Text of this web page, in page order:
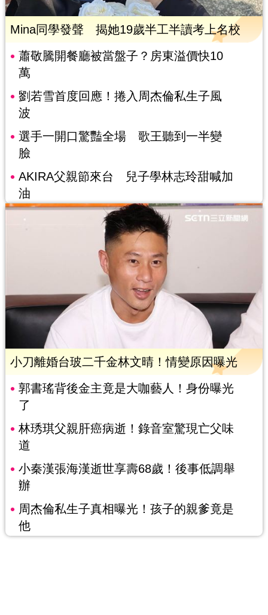
Mina同學發聲 揭她19歲半工半讀考上名校
蕭敬騰開餐廳被當盤子？房東溢價快10
萬
劉若雪首度回應！捲入周杰倫私生子風
波
選手一開口驚豔全場 歌王聽到一半變
臉
AKIRA父親節來台 兒子學林志玲甜喊加
油
小刀離婚台玻二千金林文晴！情變原因曝光
郭書瑤背後金主竟是大咖藝人！身份曝光
了
林琇琪父親肝癌病逝！錄音室驚現亡父味
道
小秦漢張海漢逝世享壽68歲！後事低調舉
辦
周杰倫私生子真相曝光！孩子的親爹竟是
他